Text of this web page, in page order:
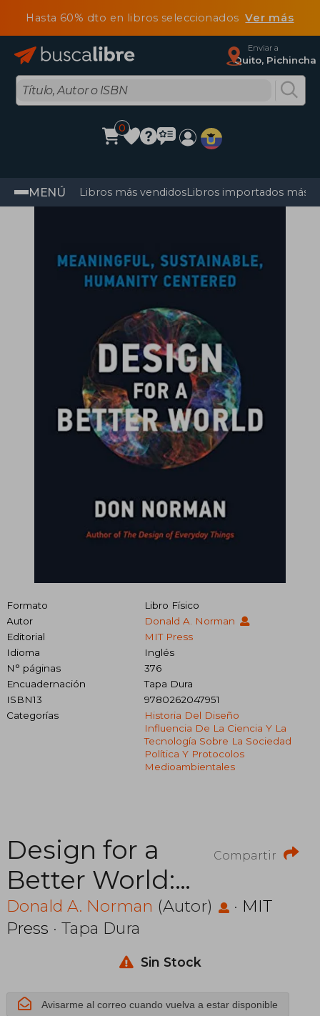
Hasta 60% dto en libros seleccionadosVer más
Enviar a
Quito, Pichincha
0
MENÚ Libros más vendidosLibros importados más
Formato
Libro Físico
Autor
Donald A. Norman
Editorial
MIT Press
Idioma
Inglés
N° páginas
376
Encuadernación
Tapa Dura
ISBN13
9780262047951
Categorías
Historia Del Diseño
Influencia De La Ciencia Y La
Tecnología Sobre La Sociedad
Política Y Protocolos
Medioambientales
Compartir
Design for a
Better World:
Meaningful,
Sustainable,
Humanity
Centered
Donald A. Norman (Autor) · MIT
Press · Tapa Dura
Sin Stock
Avisarme al correo cuando vuelva a estar disponible